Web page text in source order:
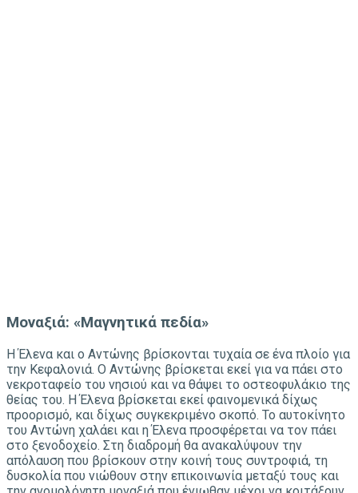
Μοναξιά: «Μαγνητικά πεδία»
Η Έλενα και ο Αντώνης βρίσκονται τυχαία σε ένα πλοίο για
την Κεφαλονιά. Ο Αντώνης βρίσκεται εκεί για να πάει στο
νεκροταφείο του νησιού και να θάψει το οστεοφυλάκιο της
θείας του. Η Έλενα βρίσκεται εκεί φαινομενικά δίχως
προορισμό, και δίχως συγκεκριμένο σκοπό. Το αυτοκίνητο
του Αντώνη χαλάει και η Έλενα προσφέρεται να τον πάει
στο ξενοδοχείο. Στη διαδρομή θα ανακαλύψουν την
απόλαυση που βρίσκουν στην κοινή τους συντροφιά, τη
δυσκολία που νιώθουν στην επικοινωνία μεταξύ τους και